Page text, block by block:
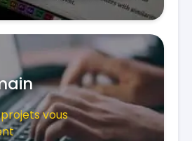
vous